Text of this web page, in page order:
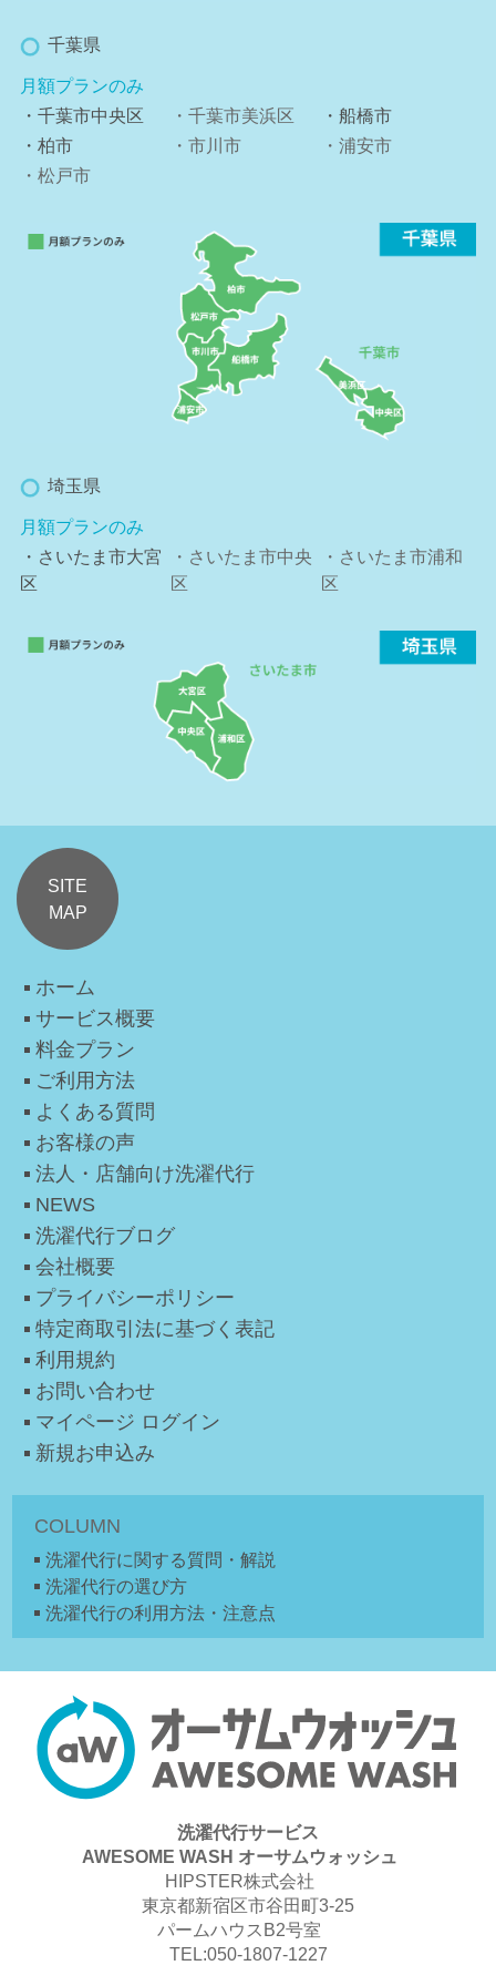
千葉県
月額プランのみ
・千葉市中央区
・千葉市美浜区
・船橋市
・柏市
・市川市
・浦安市
・松戸市
埼玉県
月額プランのみ
・さいたま市大宮
区
・さいたま市中央
区
・さいたま市浦和
区
SITE
MAP
ホーム
サービス概要
料金プラン
ご利用方法
よくある質問
お客様の声
法人・店舗向け洗濯代行
NEWS
洗濯代行ブログ
会社概要
プライバシーポリシー
特定商取引法に基づく表記
利用規約
お問い合わせ
マイページ ログイン
新規お申込み
COLUMN
洗濯代行に関する質問・解説
洗濯代行の選び方
洗濯代行の利用方法・注意点
洗濯代行サービス
AWESOME WASH オーサムウォッシュ
HIPSTER株式会社
東京都新宿区市谷田町3-25
パームハウスB2号室
TEL:050-1807-1227